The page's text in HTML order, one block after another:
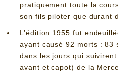
pratiquement toute la
son fils piloter que durant
L’édition 1955 fut
ayant causé 92 morts : 83
dans les jours qui
avant et capot) de la